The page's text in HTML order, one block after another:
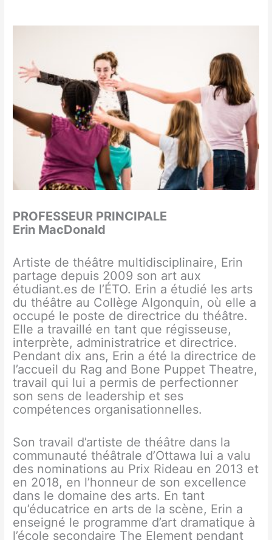
PROFESSEUR PRINCIPALE
Erin MacDonald
Artiste de théâtre multidisciplinaire, Erin
partage depuis 2009 son art aux
étudiant.es de l’ÉTO. Erin a étudié les arts
du théâtre au Collège Algonquin, où elle a
occupé le poste de directrice du théâtre.
Elle a travaillé en tant que régisseuse,
interprète, administratrice et directrice.
Pendant dix ans, Erin a été la directrice de
l’accueil du Rag and Bone Puppet Theatre,
travail qui lui a permis de perfectionner
son sens de leadership et ses
compétences organisationnelles.
Son travail d’artiste de théâtre dans la
communauté théâtrale d’Ottawa lui a valu
des nominations au Prix Rideau en 2013 et
en 2018, en l’honneur de son excellence
dans le domaine des arts. En tant
qu’éducatrice en arts de la scène, Erin a
enseigné le programme d’art dramatique à
l’école secondaire The Element pendant